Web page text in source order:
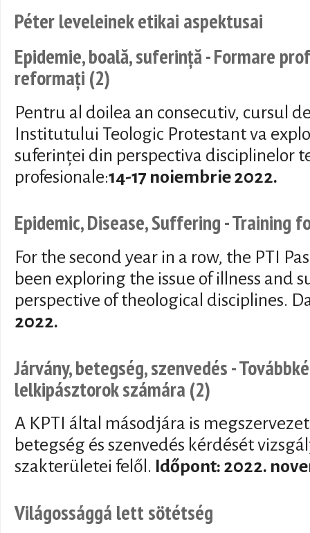
Péter leveleinek etikai aspektusai
Epidemie, boală, suferință - Formare
reformați (2)
Pentru al doilea an consecutiv, cursul
Institutului Teologic Protestant va
suferinței din perspectiva disciplinelor
profesionale:14-17 noiembrie 2022.
Epidemic, Disease, Suffering - Training
For the second year in a row, the PTI
been exploring the issue of illness and
perspective of theological disciplines.
2022.
Járvány, betegség, szenvedés -
lelkipásztorok számára (2)
A KPTI által másodjára is
betegség és szenvedés kérdését
szakterületei felől. Időpont: 2022.
Világossággá lett sötétség